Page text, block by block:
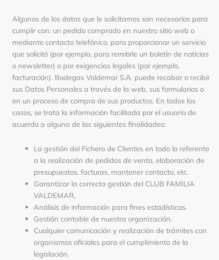
Algunos de los datos que le solicitamos son necesarios para
cumplir con: un pedido comprado en nuestro sitio web o
mediante contacto telefónico, para proporcionar un servicio
que solicitó (por ejemplo, para remitirle un boletín de noticias
o newsletter) o por exigencias legales (por ejemplo,
facturación). Bodegas Valdemar S.A. puede recabar o recibir
sus Datos Personales a través de la web, sus formularios o
en un proceso de compra de sus productos. En todos los
casos, se trata la información facilitada por el usuario de
acuerdo a alguna de las siguientes finalidades:
La gestión del Fichero de Clientes en todo lo referente
a la realización de pedidos de venta, elaboración de
presupuestos, facturas, mantener contacto, etc.
Garantizar la correcta gestión del CLUB FAMILIA
VALDEMAR,
Análisis de información para fines estadísticos.
Gestión contable de nuestra organización.
Cualquier comunicación y realización de trámites con
organismos oficiales para el cumplimiento de la
legislación.